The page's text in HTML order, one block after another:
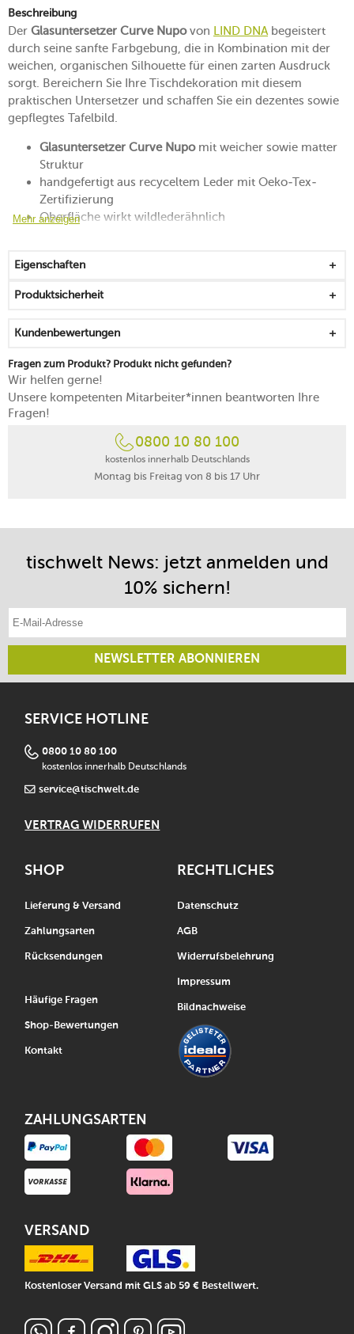
Beschreibung
Der Glasuntersetzer Curve Nupovon LIND DNAbegeistert
durch seine sanfte Farbgebung, die in Kombination mit der
weichen, organischen Silhouette für einen zarten Ausdruck
sorgt. Bereichern Sie Ihre Tischdekoration mit diesem
praktischen Untersetzer und schaffen Sie ein dezentes sowie
gepflegtes Tafelbild.
Glasuntersetzer Curve Nupomit weicher sowie matter
Struktur
handgefertigt aus recyceltem Leder mit Oeko-Tex-
Zertifizierung
Oberfläche wirkt wildlederähnlich
für sanfte Arrangements geeignet
besteht aus 80 % Leder und 20 % natürlichem Gummi
Leder nimmt als offenporiges Material
Verschmutzungen leicht auf, daher nach der Nutzung
zügig abwischen
Mehr anzeigen
Eigenschaften
Produktsicherheit
Kundenbewertungen
Fragen zum Produkt? Produkt nicht gefunden?
Wir helfen gerne!
Unsere kompetenten Mitarbeiter*innen beantworten Ihre
Fragen!
0800 10 80 100
kostenlos innerhalb Deutschlands
Montag bis Freitag von 8 bis 17 Uhr
tischwelt News: jetzt anmelden und
10% sichern!
NEWSLETTER ABONNIEREN
SERVICE HOTLINE
0800 10 80 100
kostenlos innerhalb Deutschlands
service@tischwelt.de
VERTRAG WIDERRUFEN
SHOP
Lieferung & Versand
Zahlungsarten
Rücksendungen
Häufige Fragen
Shop-Bewertungen
Kontakt
RECHTLICHES
Datenschutz
AGB
Widerrufsbelehrung
Impressum
Bildnachweise
ZAHLUNGSARTEN
VERSAND
Kostenloser Versand mit GLS ab 59 € Bestellwert.